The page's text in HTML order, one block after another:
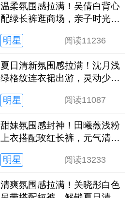
温柔氛围感拉满！吴倩白背心
配绿长裤逛商场，亲子时光松
明星
阅读11236
夏日清新氛围感拉满！沈月浅
绿格纹连衣裙出游，灵动少女
明星
阅读11087
甜妹氛围感封神！田曦薇浅粉
上衣搭配玫红长裤，元气清甜
明星
阅读13233
清爽氛围感拉满！关晓彤白色